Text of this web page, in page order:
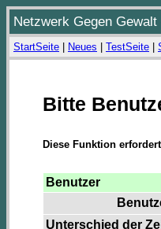
Netzwerk Gegen
StartSeite Neues TestSeite
Bitte
Diese Funktion
Benutzer
Unterschied der